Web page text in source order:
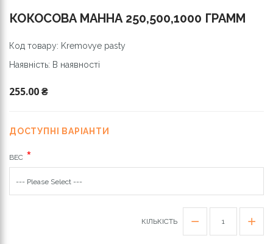
КОКОСОВА МАННА 250,500,1000 ГРАММ
Код товару: Kremovye pasty
Наявність: В наявності
255.00 ₴
ДОСТУПНІ ВАРІАНТИ
ВЕС
КІЛЬКІСТЬ